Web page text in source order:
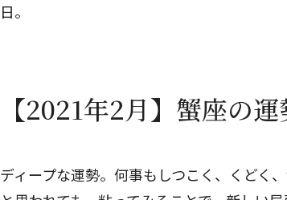
日。
【2021年2月】蟹座の運
ディープな運勢。何事もしつこく、くどく